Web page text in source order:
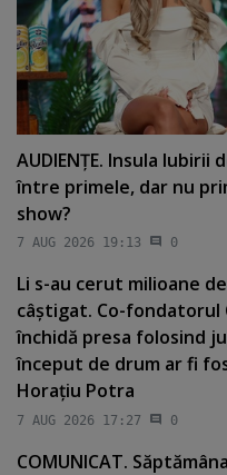
AUDIENŢE. Insula Iubirii
între primele, dar nu
show?
7 AUG 2026 19:13 0
Li s-au cerut milioane
câştigat. Co-fondatorul
închidă presa folosind
început de drum ar fi
Horaţiu Potra
7 AUG 2026 17:27 0
COMUNICAT.